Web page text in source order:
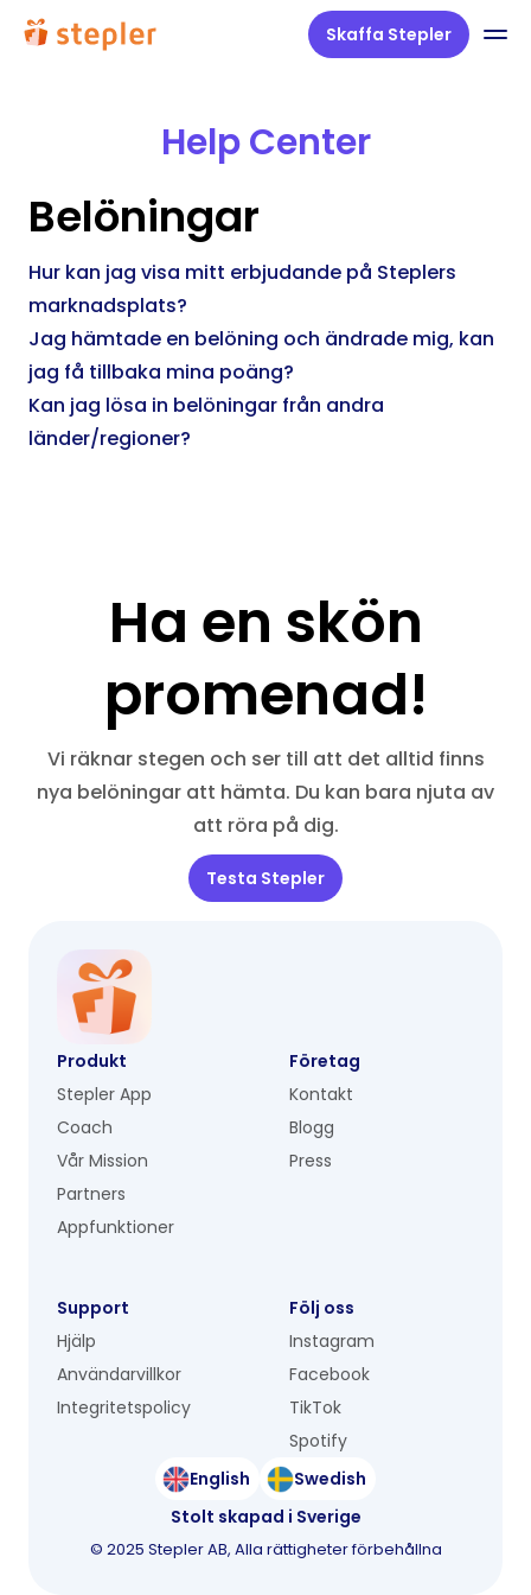
Skaffa Stepler
Help Center
Belöningar
Hur kan jag visa mitt erbjudande på Steplers
marknadsplats?
Jag hämtade en belöning och ändrade mig, kan
jag få tillbaka mina poäng?
Kan jag lösa in belöningar från andra
länder/regioner?
Ha en skön
promenad!
Vi räknar stegen och ser till att det alltid finns
nya belöningar att hämta. Du kan bara njuta av
att röra på dig.
Testa Stepler
Produkt
Stepler App
Coach
Vår Mission
Partners
Appfunktioner
Företag
Kontakt
Blogg
Press
Support
Hjälp
Användarvillkor
Integritetspolicy
Följ oss
Instagram
Facebook
TikTok
Spotify
English
Swedish
Stolt skapad i Sverige
© 2025 Stepler AB, Alla rättigheter förbehållna